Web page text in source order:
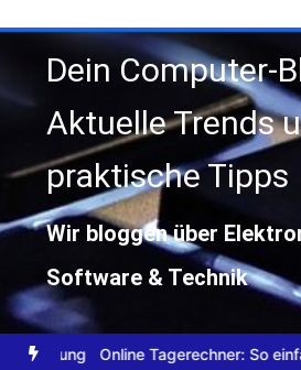
Inhalt
springenDein Computer-
Aktuelle Trends
praktische Tipps
Wir bloggen über
Software & Technik
Online Tagerechner: So einfach